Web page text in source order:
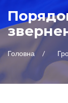
Головна